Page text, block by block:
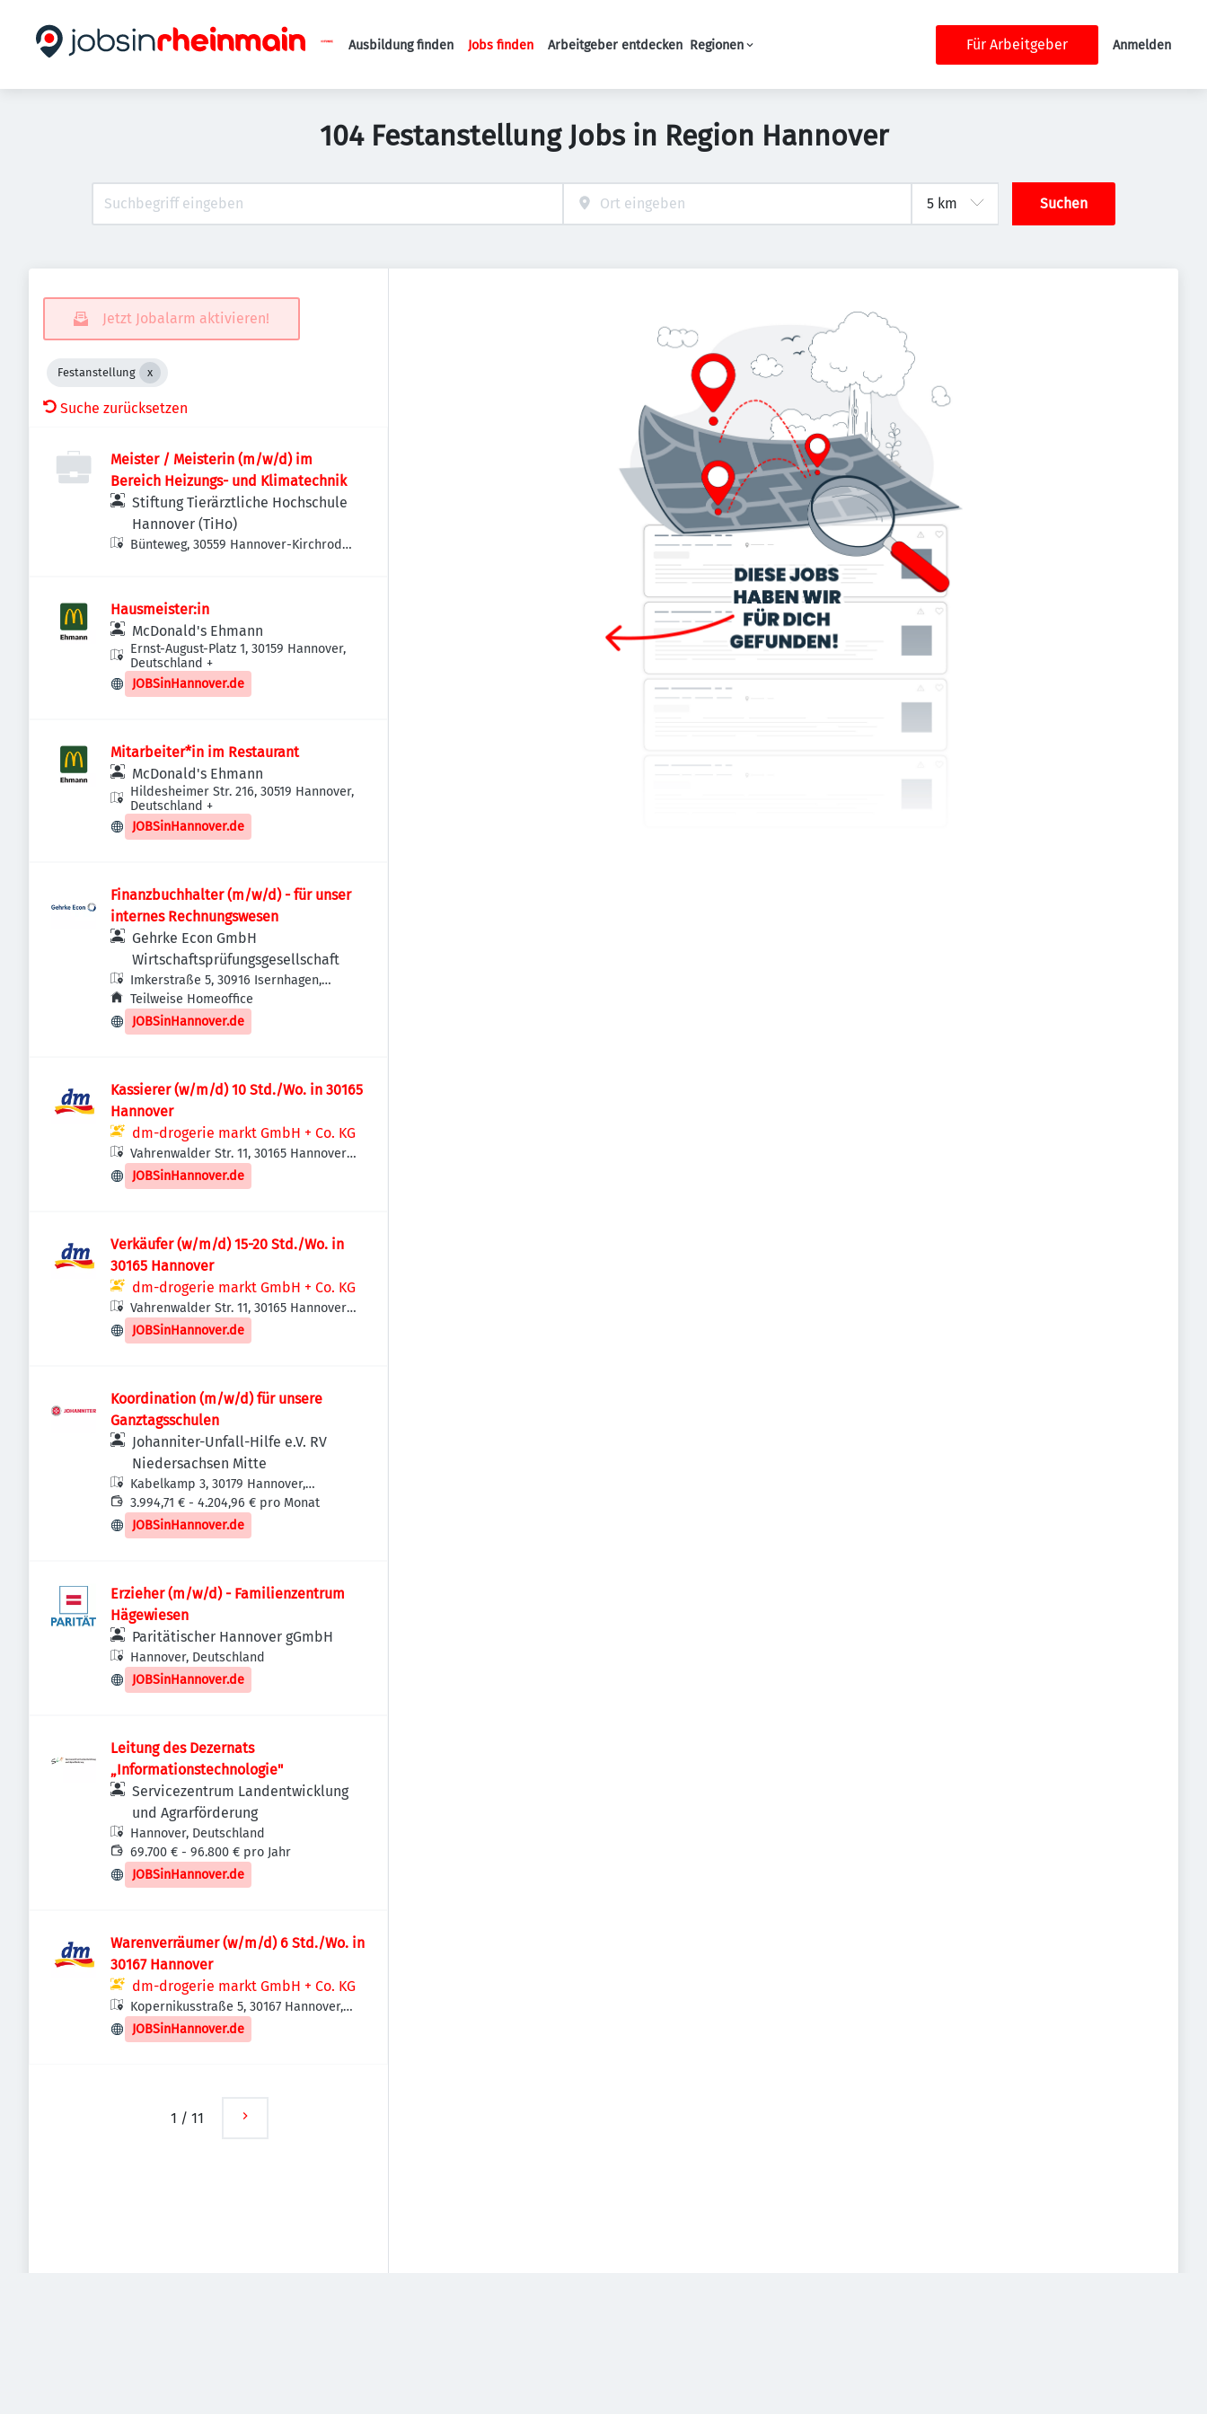
Haupt-Navigation
Ausbildung finden Jobs finden Arbeitgeber entdecken Regionen Für Arbeitgeber Anmelden
104 Festanstellung Jobs in Region Hannover
Suchen
Jetzt Jobalarm aktivieren!
Festanstellung
Suche zurücksetzen
Meister / Meisterin (m/w/d) im
Bereich Heizungs- und Klimatechnik
Stiftung Tierärztliche Hochschule
Hannover (TiHo)
Bünteweg, 30559 Hannover-Kirchrode-
Hausmeister:in
McDonald's Ehmann
Ernst-August-Platz 1, 30159 Hannover,
Deutschland +
JOBSinHannover.de
Mitarbeiter*in im Restaurant
McDonald's Ehmann
Hildesheimer Str. 216, 30519 Hannover,
Deutschland +
JOBSinHannover.de
Finanzbuchhalter (m/w/d) - für unser
internes Rechnungswesen
Gehrke Econ GmbH
Wirtschaftsprüfungsgesellschaft
Imkerstraße 5, 30916 Isernhagen,
Deutschland
Teilweise Homeoffice
JOBSinHannover.de
Kassierer (w/m/d) 10 Std./Wo. in 30165
Hannover
dm-drogerie markt GmbH + Co. KG
Vahrenwalder Str. 11, 30165 Hannover,
Deutschland
JOBSinHannover.de
Verkäufer (w/m/d) 15-20 Std./Wo. in
30165 Hannover
dm-drogerie markt GmbH + Co. KG
Vahrenwalder Str. 11, 30165 Hannover,
Deutschland
JOBSinHannover.de
Koordination (m/w/d) für unsere
Ganztagsschulen
Johanniter-Unfall-Hilfe e.V. RV
Niedersachsen Mitte
Kabelkamp 3, 30179 Hannover,
Deutschland
3.994,71 € - 4.204,96 € pro Monat
JOBSinHannover.de
Erzieher (m/w/d) - Familienzentrum
Hägewiesen
Paritätischer Hannover gGmbH
Hannover, Deutschland
JOBSinHannover.de
Leitung des Dezernats
„Informationstechnologie"
Servicezentrum Landentwicklung
und Agrarförderung
Hannover, Deutschland
69.700 € - 96.800 € pro Jahr
JOBSinHannover.de
Warenverräumer (w/m/d) 6 Std./Wo. in
30167 Hannover
dm-drogerie markt GmbH + Co. KG
Kopernikusstraße 5, 30167 Hannover,
Deutschland
JOBSinHannover.de
1 / 11